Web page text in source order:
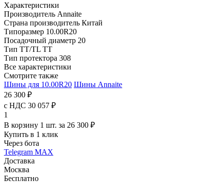
Характеристики
Производитель Annaite
Страна производитель Китай
Типоразмер 10.00R20
Посадочный диаметр 20
Тип TT/TL TT
Тип протектора 308
Все характеристики
Смотрите также
Шины для 10.00R20 Шины Annaite
26 300 ₽
с НДС 30 057 ₽
1
В корзину 1 шт. за 26 300 ₽
Купить в 1 клик
Через бота
Telegram MAX
Доставка
Москва
Бесплатно